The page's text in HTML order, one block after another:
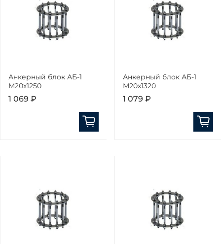
Анкерный блок АБ-1
М20х1250
1 069 ₽
Анкерный блок АБ-1
М20х1320
1 079 ₽